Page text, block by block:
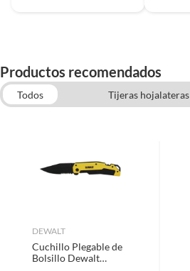
Productos recomendados
Todos Tijeras hojalateras
DEWALT
Cuchillo Plegable de
Bolsillo Dewalt